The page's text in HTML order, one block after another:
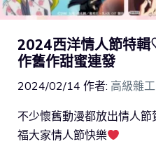
2024西洋情人節特
作舊作甜蜜連發
2024/02/14 作者: 高級雜
不少懷舊動漫都放出情人
福大家情人節快樂